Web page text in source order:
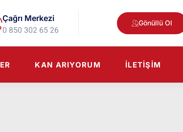
Çağrı Merkezi
0 850 302 65 26
Gönüllü Ol
KAN ARIYORUM İLETIŞIM